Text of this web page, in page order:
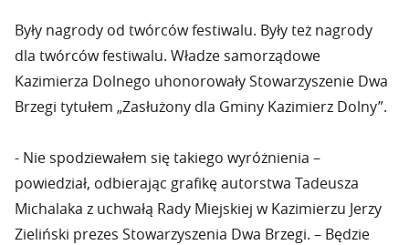
Były nagrody od twórców festiwalu. Były też nagrody
dla twórców festiwalu. Władze samorządowe
Kazimierza Dolnego uhonorowały Stowarzyszenie Dwa
Brzegi tytułem „Zasłużony dla Gminy Kazimierz Dolny”.
- Nie spodziewałem się takiego wyróżnienia –
powiedział, odbierając grafikę autorstwa Tadeusza
Michalaka z uchwałą Rady Miejskiej w Kazimierzu Jerzy
Zieliński prezes Stowarzyszenia Dwa Brzegi. – Będzie